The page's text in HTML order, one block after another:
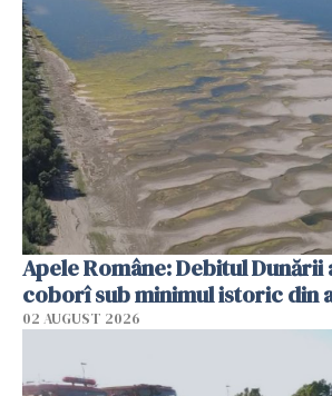
Apele Române: Debitul Dunării
coborî sub minimul istoric din
02 AUGUST 2026